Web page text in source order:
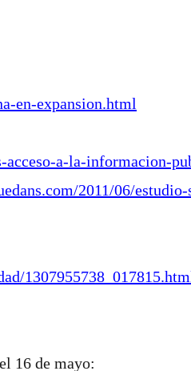
en-expansion.html
a-la-informacion-
2011/06/
16 de mayo: